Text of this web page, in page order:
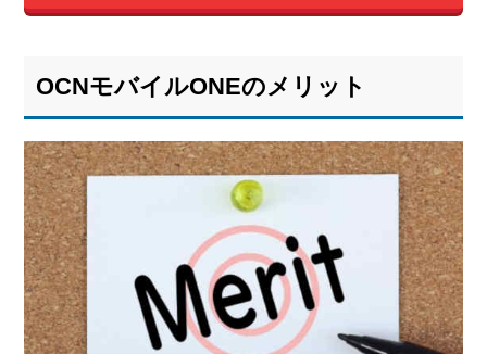
OCNモバイルONEのメリット